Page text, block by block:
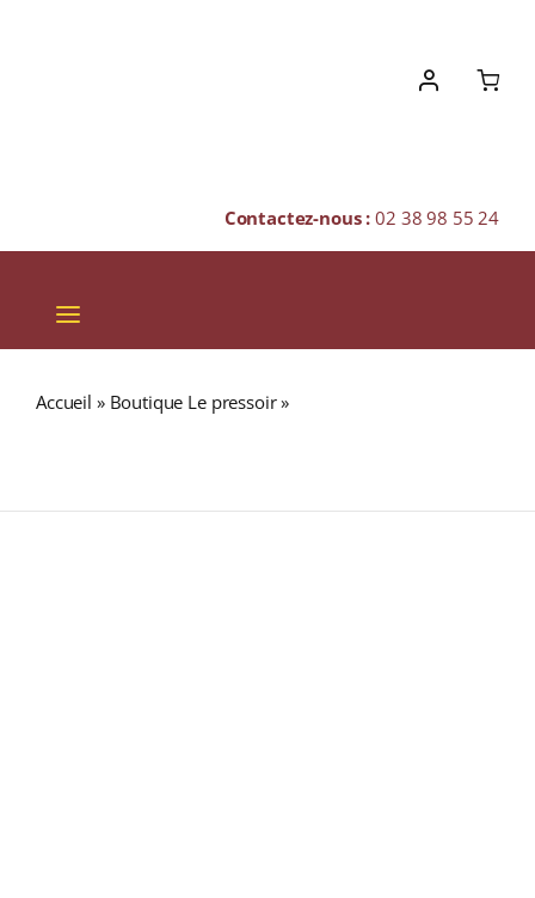
Contactez-nous :02 38 98 55 24
Toggle
Navigation
Accueil » Boutique Le pressoir»